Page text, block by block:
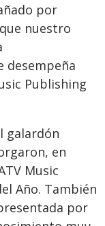
por
nuestro
desempeña
Publishing
galardón
en
Music
Año. También
por